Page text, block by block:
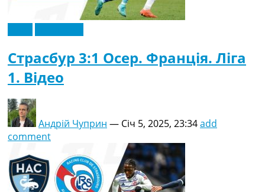
Страсбур 3:1 Осер. Франція. Ліга
1. Відео
Андрій Чуприн — Січ 5, 2025, 23:34add
comment